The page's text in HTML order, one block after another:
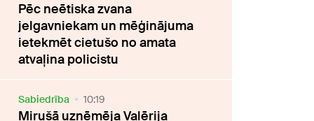
Pēc neētiska zvana
jelgavniekam un mēģinājuma
ietekmēt cietušo no amata
atvaļina policistu
Sabiedrība 10:19
Mirušā uzņēmēja Valērija